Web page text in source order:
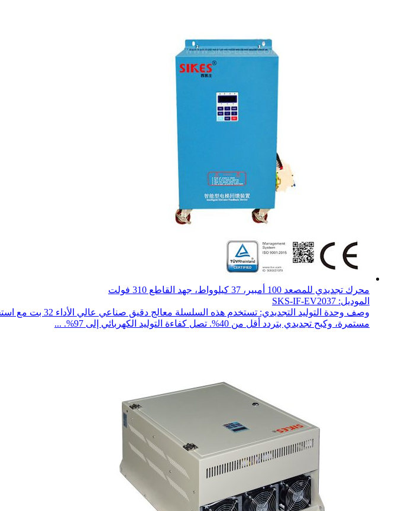
محرك تجديدي للمصعد 100 أمبير، 37 كيلوواط، جهد القاطع 310 فولت
الموديل: SKS-IF-EV2037
وصف وحدة التوليد
مستمرة، وكبح تجديدي بتردد أقل من 40%. تصل كفاءة التوليد الكهربائي إلى 97%. ...